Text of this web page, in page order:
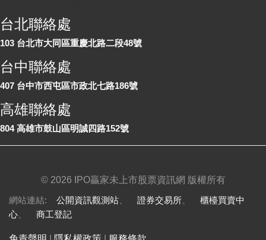
台北聯絡處
103 台北市大同區重慶北路二段48號
台中聯絡處
407 台中市西屯區市政北七路186號
高雄聯絡處
804 高雄市鼓山區明誠四路152號
© 2026 IPO贏家未上市股票資訊網 版權所有
網站連結: 公開資訊觀測站 證券交易所
櫃檯買賣中
心
商工登記